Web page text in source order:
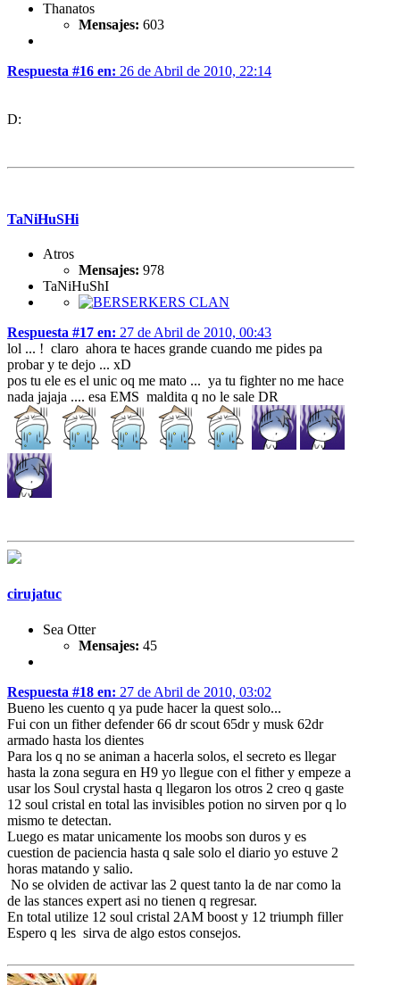
Thanatos
Mensajes: 603
Respuesta #16 en: 26 de Abril de 2010, 22:14
D:
TaNiHuSHi
Atros
Mensajes: 978
TaNiHuShI
Respuesta #17 en: 27 de Abril de 2010, 00:43
lol ... ! claro ahora te haces grande cuando me pides pa
probar y te dejo ... xD
pos tu ele es el unic oq me mato ... ya tu fighter no me hace
nada jajaja .... esa EMS maldita q no le sale DR
cirujatuc
Sea Otter
Mensajes: 45
Respuesta #18 en: 27 de Abril de 2010, 03:02
Bueno les cuento q ya pude hacer la quest solo...
Fui con un fither defender 66 dr scout 65dr y musk 62dr
armado hasta los dientes
Para los q no se animan a hacerla solos, el secreto es llegar
hasta la zona segura en H9 yo llegue con el fither y empeze a
usar los Soul crystal hasta q llegaron los otros 2 creo q gaste
12 soul cristal en total las invisibles potion no sirven por q lo
mismo te detectan.
Luego es matar unicamente los moobs son duros y es
cuestion de paciencia hasta q sale solo el diario yo estuve 2
horas matando y salio.
No se olviden de activar las 2 quest tanto la de nar como la
de las stances expert asi no tienen q regresar.
En total utilize 12 soul cristal 2AM boost y 12 triumph filler
Espero q les sirva de algo estos consejos.